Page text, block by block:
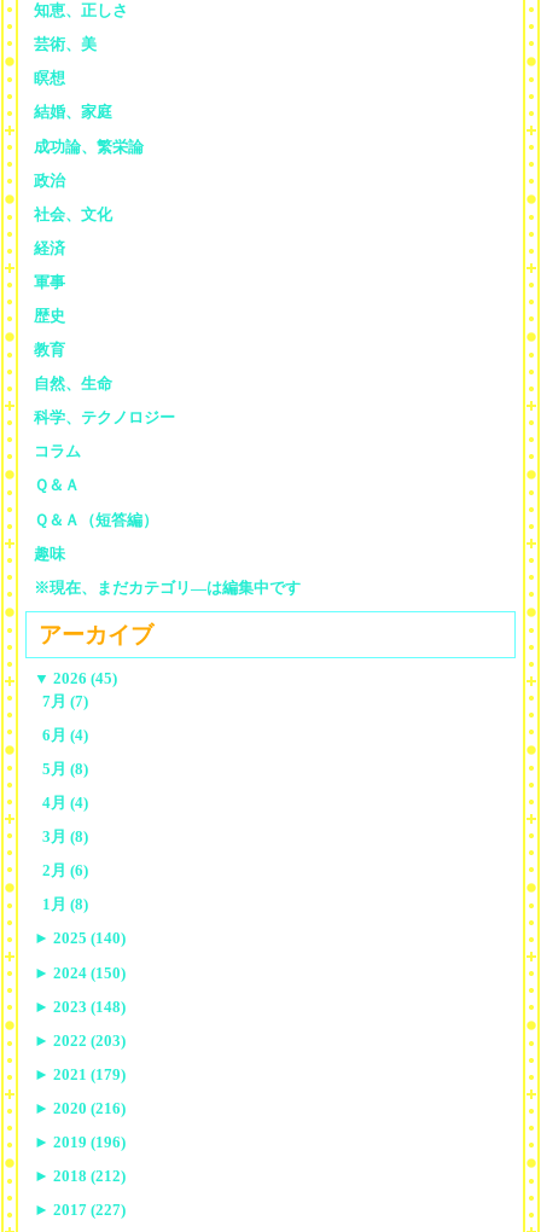
知恵、正しさ
芸術、美
瞑想
結婚、家庭
成功論、繁栄論
政治
社会、文化
経済
軍事
歴史
教育
自然、生命
科学、テクノロジー
コラム
Ｑ＆Ａ
Ｑ＆Ａ（短答編）
趣味
※現在、まだカテゴリ—は編集中です
アーカイブ
▼ 2026 (45)
7月 (7)
6月 (4)
5月 (8)
4月 (4)
3月 (8)
2月 (6)
1月 (8)
► 2025 (140)
► 2024 (150)
► 2023 (148)
► 2022 (203)
► 2021 (179)
► 2020 (216)
► 2019 (196)
► 2018 (212)
► 2017 (227)